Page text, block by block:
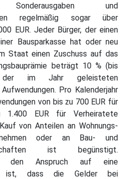
Sonderausgaben und
regelmäßig sogar über
EUR. Jeder Bürger, der einen
Bausparkasse hat oder neu
Staat einen Zuschuss auf das
beträgt 10 % (bis
im Jahr geleisteten
Pro Kalenderjahr
von bis zu 700 EUR für
EUR für Verheiratete
von Anteilen an Wohnungs-
oder an Bau- und
ist begünstigt.
den Anspruch auf eine
ist, dass die Gelder bei